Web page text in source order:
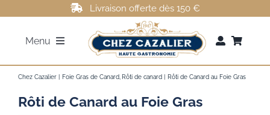
contenu
Livraison offerte dès 150 €
Menu
FOIE GRAS
Chez Cazalier Foie Gras de Canard Rôti de canard Rôti de Canard au Foie Gras
Rôti de Canard au Foie Gras